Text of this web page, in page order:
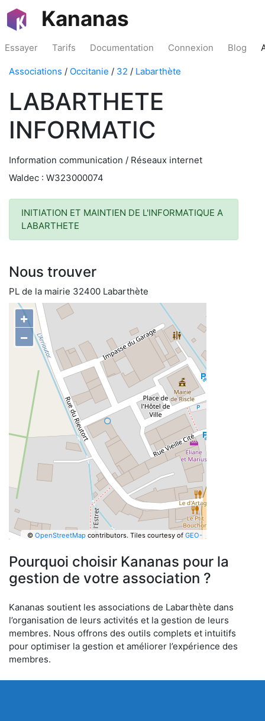
Kananas
Essayer Tarifs Documentation Connexion Blog
Associations / Occitanie / 32 / Labarthète
LABARTHETE
INFORMATIC
Information communication / Réseaux internet
Waldec : W323000074
INITIATION ET MAINTIEN DE L'INFORMATIQUE A
LABARTHETE
Nous trouver
PL de la mairie 32400 Labarthète
+
−
© OpenStreetMapcontributors. Tiles courtesy of GEO-
Pourquoi choisir Kananas pour la
gestion de votre association ?
Kananas soutient les associations de Labarthète dans
l’organisation de leurs activités et la gestion de leurs
membres. Nous offrons des outils complets et intuitifs
pour optimiser la gestion et améliorer l’expérience des
membres.